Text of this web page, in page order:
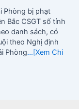
Phòng bị phạt
Bắc CSGT số tỉnh
danh sách, có
theo Nghị định
Phòng...[Xem Chi